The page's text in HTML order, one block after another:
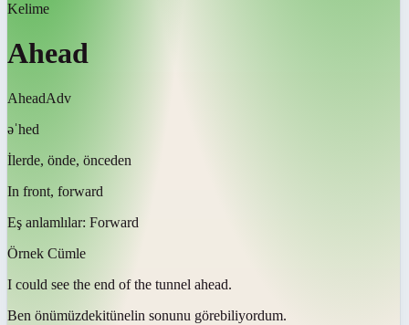
Kelime
Ahead
AheadAdv
əˈhed
İlerde, önde, önceden
In front, forward
Eş anlamlılar: Forward
Örnek Cümle
I could see the end of the tunnel ahead.
Ben önümüzdekitünelin sonunu görebiliyordum.